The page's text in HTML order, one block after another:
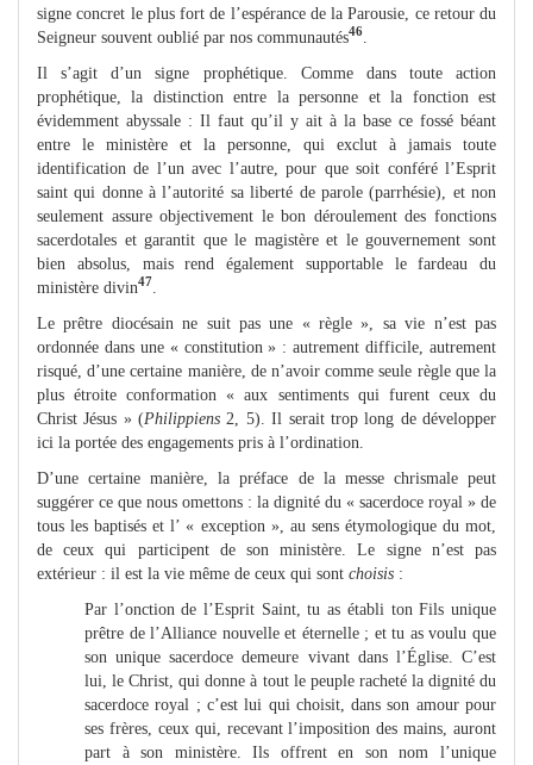
signe concret le plus fort de l’espérance de la Parousie, ce retour du
Seigneur souvent oublié par nos communautés46
Il s’agit d’un signe prophétique. Comme dans toute action
prophétique, la distinction entre la personne et la fonction est
évidemment abyssale : Il faut qu’il y ait à la base ce fossé béant
entre le ministère et la personne, qui exclut à jamais toute
identification de l’un avec l’autre, pour que soit conféré l’Esprit
saint qui donne à l’autorité sa liberté de parole (parrhésie), et non
seulement assure objectivement le bon déroulement des fonctions
sacerdotales et garantit que le magistère et le gouvernement sont
bien absolus, mais rend également supportable le fardeau du
ministère divin47
Le prêtre diocésain ne suit pas une « règle », sa vie n’est pas
ordonnée dans une « constitution » : autrement difficile, autrement
risqué, d’une certaine manière, de n’avoir comme seule règle que la
plus étroite conformation « aux sentiments qui furent ceux du
Christ Jésus » (Philippiens 2, 5). Il serait trop long de développer
ici la portée des engagements pris à l’ordination.
D’une certaine manière, la préface de la messe chrismale peut
suggérer ce que nous omettons : la dignité du « sacerdoce royal » de
tous les baptisés et l’ « exception », au sens étymologique du mot,
de ceux qui participent de son ministère. Le signe n’est pas
extérieur : il est la vie même de ceux qui sont choisis :
Par l’onction de l’Esprit Saint, tu as établi ton Fils unique
prêtre de l’Alliance nouvelle et éternelle ; et tu as voulu que
son unique sacerdoce demeure vivant dans l’Église. C’est
lui, le Christ, qui donne à tout le peuple racheté la dignité du
sacerdoce royal ; c’est lui qui choisit, dans son amour pour
ses frères, ceux qui, recevant l’imposition des mains, auront
part à son ministère. Ils offrent en son nom l’unique